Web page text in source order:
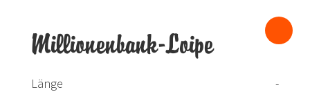
Millionenbank-Loipe
Länge
-